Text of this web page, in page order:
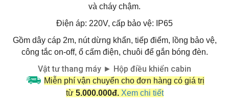
và cháy chậm.
Điện áp: 220V, cấp bảo vệ: IP65
Gồm dây cáp 2m, nút dừng khẩn, tiếp điểm, lồng bảo vệ,
công tắc on-off, ổ cấm điện, chuôi để gắn bóng đèn.
Vật tư thang máy ► Hộp điều khiển cabin
Miễn phí vận chuyển cho đơn hàng có giá trị
từ 5.000.000đ. Xem chi tiết